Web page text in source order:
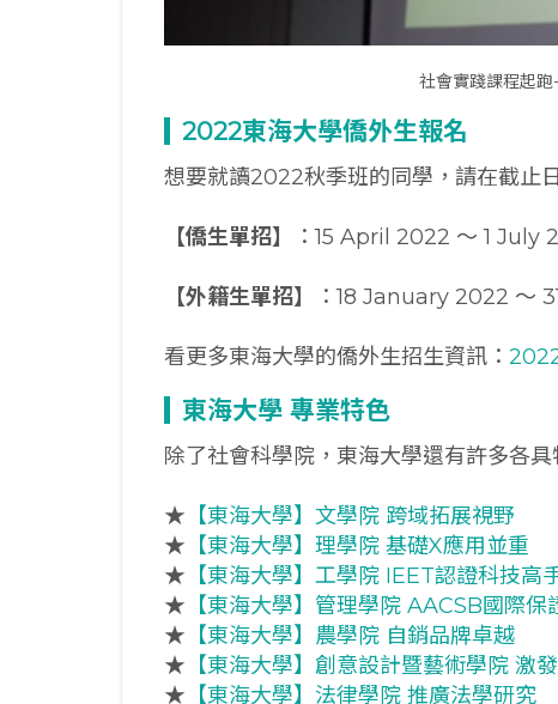
社會實踐課程起
2022東海大學僑外生報名
想要就讀2022秋季班的同學，請在截止
【僑生單招】 ：15 April 2022 ～ 1 July
【外籍生單招】 ：18 January 2022 ～
看更多東海大學的僑外生招生資訊：
東海大學 專業特色
除了社會科學院，東海大學還有許多各
★ 【東海大學】文學院 跨域拓展視野
★ 【東海大學】理學院 基礎X應用並重
★ 【東海大學】工學院 IEET認證科技高
★ 【東海大學】管理學院 AACSB國際保
★ 【東海大學】農學院 自銷品牌卓越
★ 【東海大學】創意設計暨藝術學院 激
★ 【東海大學】法律學院 推廣法學研究